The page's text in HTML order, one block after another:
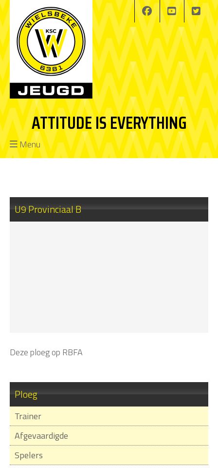
ATTITUDE IS EVERYTHING
Menu
U9 Provinciaal B
Deze ploeg op RBFA
Ploeg
Trainer
Afgevaardigde
Spelers